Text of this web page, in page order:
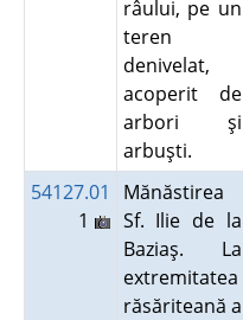
râului, pe un
teren
denivelat,
acoperit de
arbori şi
arbuşti.
54127.01
1
Mănăstirea
Sf. Ilie de la
Baziaş. La
extremitatea
răsăriteană a